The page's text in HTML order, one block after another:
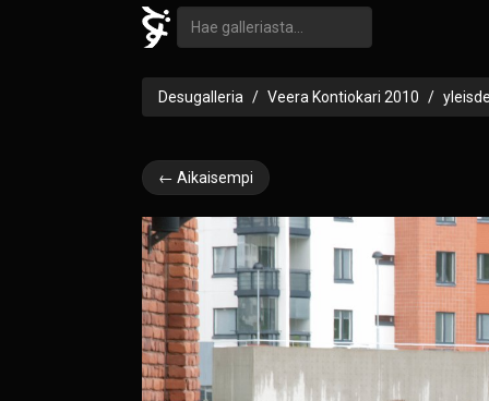
Desugalleria Veera Kontiokari 2010
← Aikaisempi